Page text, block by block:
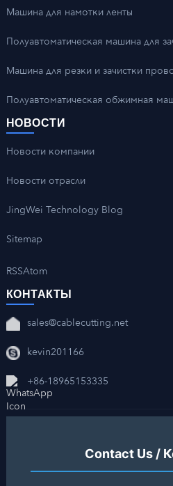
Машина для намотки ленты
Полуавтоматическая машина для
Машина для резки и зачистки
Полуавтоматическая обжимная
НОВОСТИ
Новости компании
Новости отрасли
JingWei Technology Blog
Sitemap
RSSAtom
КОНТАКТЫ
sales@cablecutting.net
kevin201166
+86-18965153335
Contact Us /